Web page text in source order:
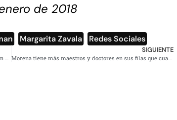
de 2018
Margarita Zavala Redes Sociales
Hijo de Luis Donaldo Colosio podría buscar diputación con MC
SIGUIENTE
Morena tiene más maestros y doctores en sus filas que cualquier partido en México